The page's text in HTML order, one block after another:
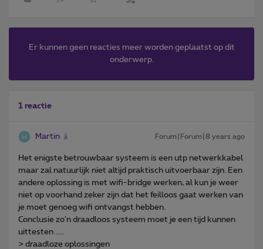
Er kunnen geen reacties meer worden geplaatst op dit
onderwerp.
1 reactie
Martin Forum|Forum|8 years ago
Het enigste betrouwbaar systeem is een utp netwerkkabel
maar zal natuurlijk niet altijd praktisch uitvoerbaar zijn. Een
andere oplossing is met wifi-bridge werken, al kun je weer
niet op voorhand zeker zijn dat het feilloos gaat werken van
je moet genoeg wifi ontvangst hebben.
Conclusie zo'n draadloos systeem moet je een tijd kunnen
uittesten .....
> draadloze oplossingen